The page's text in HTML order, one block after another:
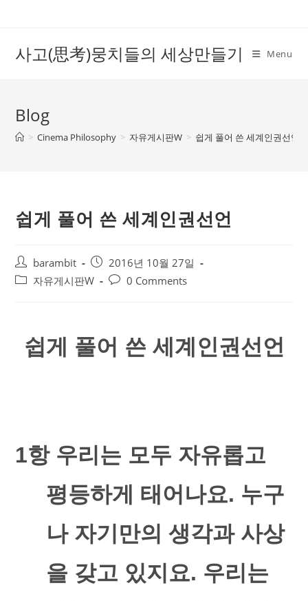
사고(思考)뭉치들의 세상만들기 Menu
Blog
> Cinema Philosophy > 자유게시판W > 쉽게 풀어 쓴 세계인권선언
쉽게 풀어 쓴 세계인권선언
Post
author:
barambit
Post
published:
2016년 10월 27일
Post자유게시판W
Post0 Comments
쉽게 풀어 쓴 세계인권선언
1항 우리는 모두 자유롭고
평등하게 태어나요. 누구
나 자기만의 생각과 사상
을 갖고 있지요. 우리는